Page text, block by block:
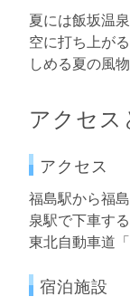
夏には飯坂温
空に打ち上が
しめる夏の風物
アクセス
アクセス
福島駅から福
泉駅で下車す
東北自動車道
宿泊施設